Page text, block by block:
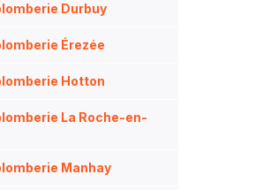
Durbuy
Érezée
Hotton
La Roche-en-
Manhay